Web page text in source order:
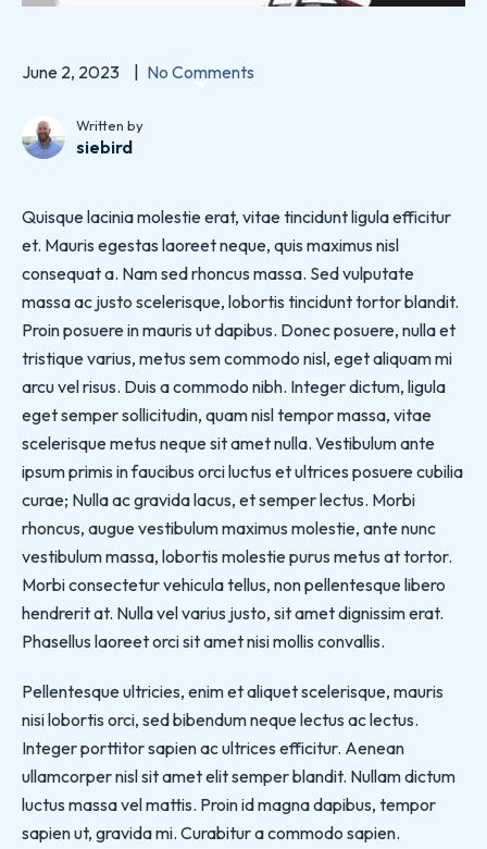
June 2, 2023 No Comments
Written by
siebird
Quisque lacinia molestie erat, vitae tincidunt ligula efficitur
et. Mauris egestas laoreet neque, quis maximus nisl
consequat a. Nam sed rhoncus massa. Sed vulputate
massa ac justo scelerisque, lobortis tincidunt tortor blandit.
Proin posuere in mauris ut dapibus. Donec posuere, nulla et
tristique varius, metus sem commodo nisl, eget aliquam mi
arcu vel risus. Duis a commodo nibh. Integer dictum, ligula
eget semper sollicitudin, quam nisl tempor massa, vitae
scelerisque metus neque sit amet nulla. Vestibulum ante
ipsum primis in faucibus orci luctus et ultrices posuere cubilia
curae; Nulla ac gravida lacus, et semper lectus. Morbi
rhoncus, augue vestibulum maximus molestie, ante nunc
vestibulum massa, lobortis molestie purus metus at tortor.
Morbi consectetur vehicula tellus, non pellentesque libero
hendrerit at. Nulla vel varius justo, sit amet dignissim erat.
Phasellus laoreet orci sit amet nisi mollis convallis.
Pellentesque ultricies, enim et aliquet scelerisque, mauris
nisi lobortis orci, sed bibendum neque lectus ac lectus.
Integer porttitor sapien ac ultrices efficitur. Aenean
ullamcorper nisl sit amet elit semper blandit. Nullam dictum
luctus massa vel mattis. Proin id magna dapibus, tempor
sapien ut, gravida mi. Curabitur a commodo sapien.